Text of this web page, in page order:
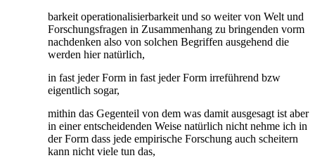
barkeit operationalisierbarkeit und so weiter von Welt und
Forschungsfragen in Zusammenhang zu bringenden vorm
nachdenken also von solchen Begriffen ausgehend die
werden hier natürlich,
in fast jeder Form in fast jeder Form irreführend bzw
eigentlich sogar,
mithin das Gegenteil von dem was damit ausgesagt ist aber
in einer entscheidenden Weise natürlich nicht nehme ich in
der Form dass jede empirische Forschung auch scheitern
kann nicht viele tun das,